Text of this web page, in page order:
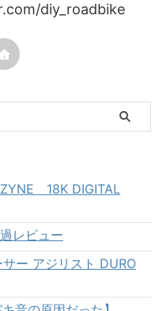
diy_roadbike
18K DIGITAL
レビュー
ー アジリスト DURO